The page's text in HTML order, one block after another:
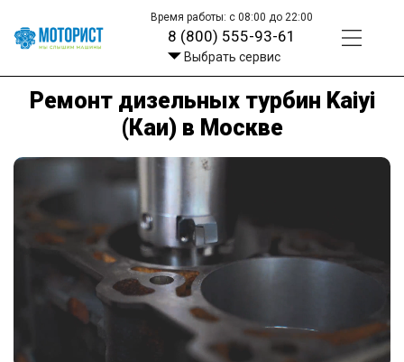
Время работы: с 08:00 до 22:00
8 (800) 555-93-61
Выбрать сервис
Ремонт дизельных турбин Kaiyi
(Каи) в Москве